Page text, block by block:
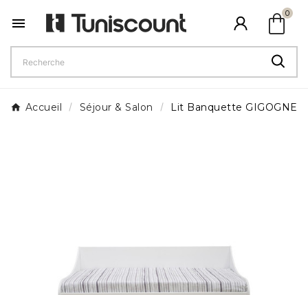
 shopping_bag
0
Accueil Séjour & Salon Lit Banquette GIGOGNE